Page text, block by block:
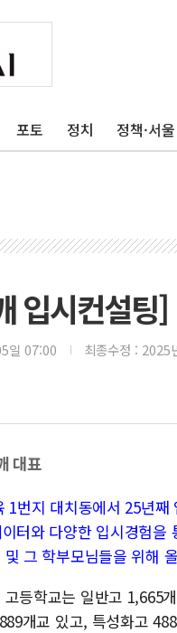
포토 정치 정책·서울
입시컨설팅
일 07:00 최종수정 : 2025
대표
1번지 대치동에서 25년
터와 다양한 입시경험
그 학부모님들을 위해
등학교는 일반고 1,665
개교 있고, 특성화고